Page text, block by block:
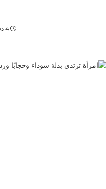
4 دقائق